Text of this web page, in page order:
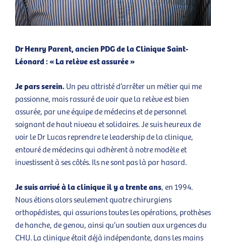
Dr Henry Parent, ancien PDG de la Clinique Saint-
Léonard : « La relève est assurée »
Je pars serein. Un peu attristé d’arrêter un métier qui me
passionne, mais rassuré de voir que la relève est bien
assurée, par une équipe de médecins et de personnel
soignant de haut niveau et solidaires. Je suis heureux de
voir le Dr Lucas reprendre le leadership de la clinique,
entouré de médecins qui adhèrent à notre modèle et
investissent à ses côtés. Ils ne sont pas là par hasard.
Je suis arrivé à la clinique il y a trente ans, en 1994.
Nous étions alors seulement quatre chirurgiens
orthopédistes, qui assurions toutes les opérations, prothèses
de hanche, de genou, ainsi qu’un soutien aux urgences du
CHU. La clinique était déjà indépendante, dans les mains